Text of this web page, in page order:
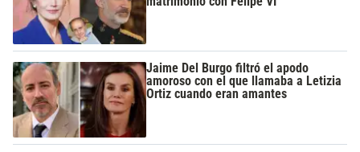
Jaime Del Burgo filtró el apodo
amoroso con el que llamaba a Letizia
Ortiz cuando eran amantes